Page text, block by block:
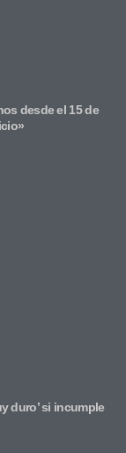
desde el 15 de
duro’ si incumple